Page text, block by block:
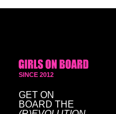
SINCE 2012
GET ON
BOARD THE